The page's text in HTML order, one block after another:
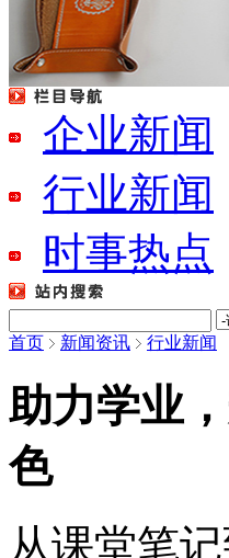
广州记事本定做
null
企业新闻
行业新闻
时事热点
首页 新闻资讯 行业新闻
助力学业
色
从课堂笔